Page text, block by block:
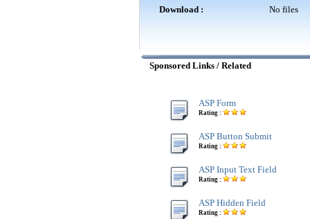
Download :
No files
Sponsored Links / Related
ASP Form
Rating :
ASP Button Submit
Rating :
ASP Input Text Field
Rating :
ASP Hidden Field
Rating :